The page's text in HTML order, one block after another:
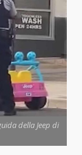
della Jeep di